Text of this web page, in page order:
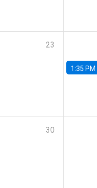
23
1:35 PM
30